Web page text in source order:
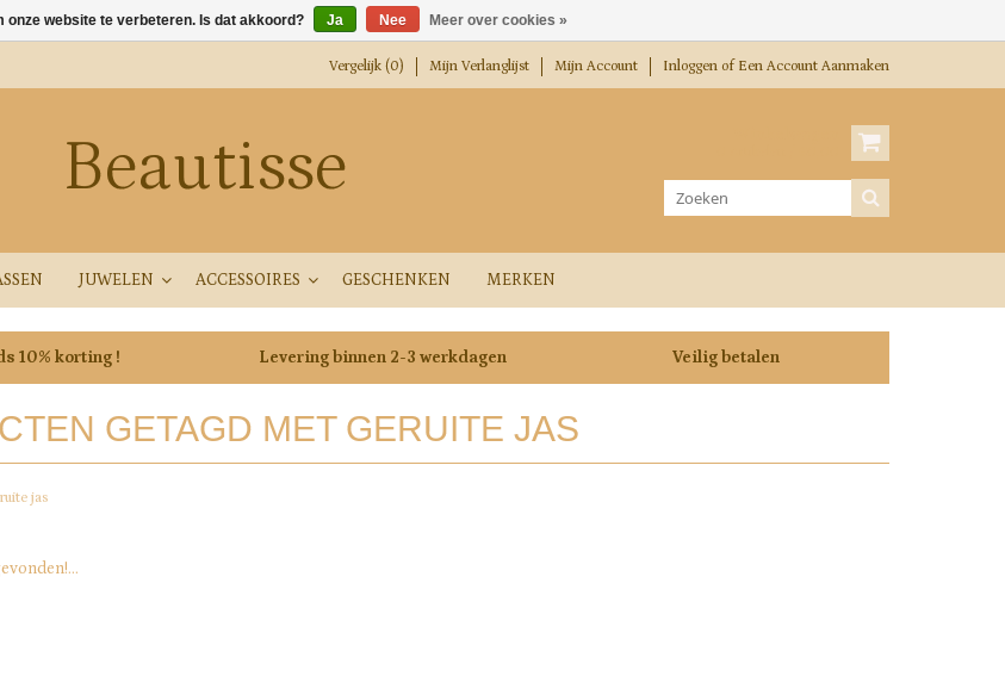
Vergelijk (0) Mijn Verlanglijst Mijn Account Inloggen of Een Account Aanmaken
Beautisse
JUWELEN ACCESSOIRES GESCHENKEN MERKEN
10% korting ! Levering binnen 2-3 werkdagen Veilig betalen
GETAGD MET GERUITE JAS
jas
onze website te verbeteren. Is dat akkoord? Ja Nee Meer over cookies »